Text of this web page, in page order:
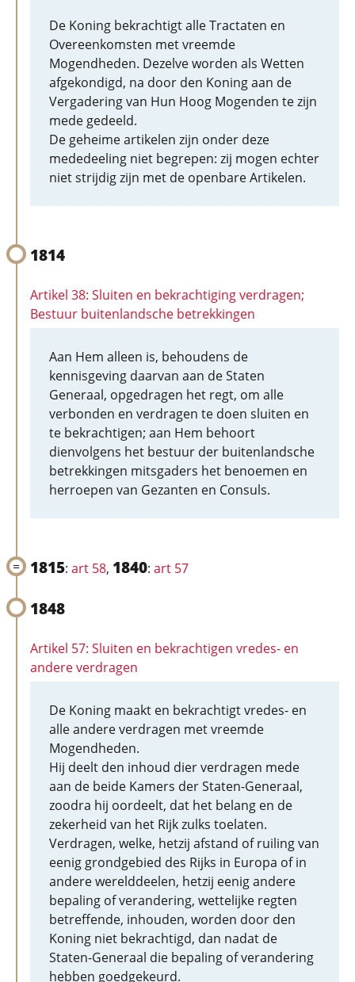
De Koning bekrachtigt alle Tractaten en
Overeenkomsten met vreemde
Mogendheden. Dezelve worden als Wetten
afgekondigd, na door den Koning aan de
Vergadering van Hun Hoog Mogenden te zijn
mede gedeeld.
De geheime artikelen zijn onder deze
mededeeling niet begrepen: zij mogen echter
niet strijdig zijn met de openbare Artikelen.
1814
Artikel 38: Sluiten en bekrachtiging verdragen;
Bestuur buitenlandsche betrekkingen
Aan Hem alleen is, behoudens de
kennisgeving daarvan aan de Staten
Generaal, opgedragen het regt, om alle
verbonden en verdragen te doen sluiten en
te bekrachtigen; aan Hem behoort
dienvolgens het bestuur der buitenlandsche
betrekkingen mitsgaders het benoemen en
herroepen van Gezanten en Consuls.
1815: art 58, 1840: art 57
1848
Artikel 57: Sluiten en bekrachtigen vredes- en
andere verdragen
De Koning maakt en bekrachtigt vredes- en
alle andere verdragen met vreemde
Mogendheden.
Hij deelt den inhoud dier verdragen mede
aan de beide Kamers der Staten-Generaal,
zoodra hij oordeelt, dat het belang en de
zekerheid van het Rijk zulks toelaten.
Verdragen, welke, hetzij afstand of ruiling van
eenig grondgebied des Rijks in Europa of in
andere werelddeelen, hetzij eenig andere
bepaling of verandering, wettelijke regten
betreffende, inhouden, worden door den
Koning niet bekrachtigd, dan nadat de
Staten-Generaal die bepaling of verandering
hebben goedgekeurd.